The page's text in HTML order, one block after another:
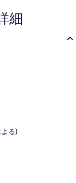
細
る)